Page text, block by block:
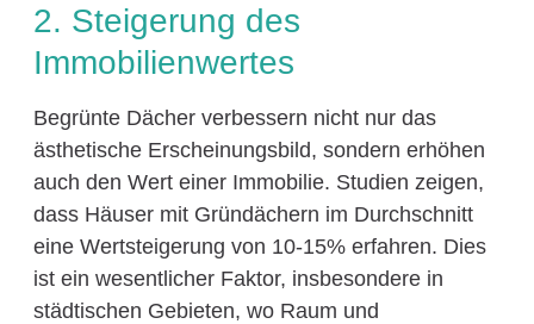
2. Steigerung des
Immobilienwertes
Begrünte Dächer verbessern nicht nur das
ästhetische Erscheinungsbild, sondern erhöhen
auch den Wert einer Immobilie. Studien zeigen,
dass Häuser mit Gründächern im Durchschnitt
eine Wertsteigerung von 10-15% erfahren. Dies
ist ein wesentlicher Faktor, insbesondere in
städtischen Gebieten, wo Raum und